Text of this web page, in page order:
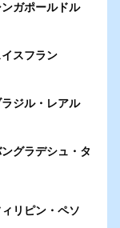
ガポールドル
スフラン
ジル・レアル
グラデシュ・タ
リピン・ペソ